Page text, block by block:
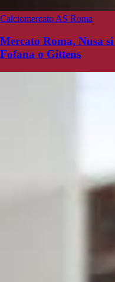
Calciomercato AS Roma
Mercato Roma, Nusa
Fofana o Gittens